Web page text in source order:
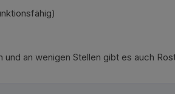
an wenigen Stellen gibt es auch